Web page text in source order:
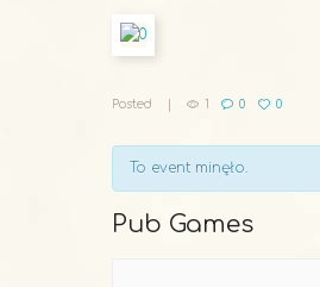
Posted 1 0 0
To event minęło.
Pub Games